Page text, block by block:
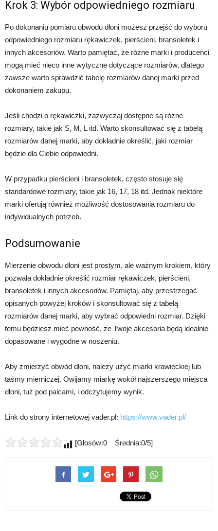
Krok 3: Wybór odpowiedniego rozmiaru
Po dokonaniu pomiaru obwodu dłoni możesz przejść do wyboru
odpowiedniego rozmiaru rękawiczek, pierścieni, bransoletek i
innych akcesoriów. Warto pamiętać, że różne marki i producenci
mogą mieć nieco inne wytyczne dotyczące rozmiarów, dlatego
zawsze warto sprawdzić tabelę rozmiarów danej marki przed
dokonaniem zakupu.
Jeśli chodzi o rękawiczki, zazwyczaj dostępne są różne
rozmiary, takie jak S, M, L itd. Warto skonsultować się z tabelą
rozmiarów danej marki, aby dokładnie określić, jaki rozmiar
będzie dla Ciebie odpowiedni.
W przypadku pierścieni i bransoletek, często stosuje się
standardowe rozmiary, takie jak 16, 17, 18 itd. Jednak niektóre
marki oferują również możliwość dostosowania rozmiaru do
indywidualnych potrzeb.
Podsumowanie
Mierzenie obwodu dłoni jest prostym, ale ważnym krokiem, który
pozwala dokładnie określić rozmiar rękawiczek, pierścieni,
bransoletek i innych akcesoriów. Pamiętaj, aby przestrzegać
opisanych powyżej kroków i skonsultować się z tabelą
rozmiarów danej marki, aby wybrać odpowiedni rozmiar. Dzięki
temu będziesz mieć pewność, że Twoje akcesoria będą idealnie
dopasowane i wygodne w noszeniu.
Aby zmierzyć obwód dłoni, należy użyć miarki krawieckiej lub
taśmy mierniczej. Owijamy miarkę wokół najszerszego miejsca
dłoni, tuż pod palcami, i odczytujemy wynik.
Link do strony internetowej vader.pl: https://www.vader.pl/
[Głosów:0 Średnia:0/5]